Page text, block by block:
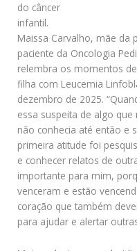
do câncer
infantil.
Maissa Carvalho, mãe da
paciente da Oncologia
relembra os momentos
filha com Leucemia
dezembro de 2025.
essa suspeita de algo
não conhecia até então e
primeira atitude foi
e conhecer relatos de
importante para mim,
venceram e estão
coração que também
para ajudar e alertar